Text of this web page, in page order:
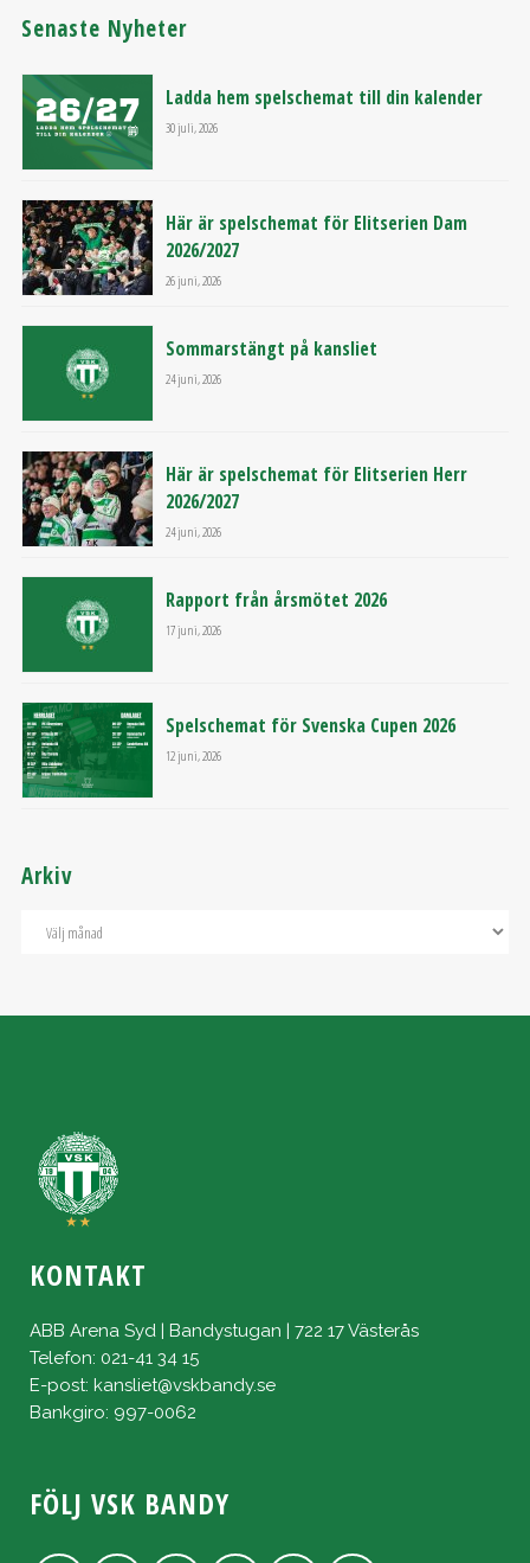
Senaste Nyheter
Ladda hem spelschemat till din kalender
30 juli, 2026
Här är spelschemat för Elitserien Dam
2026/2027
26 juni, 2026
Sommarstängt på kansliet
24 juni, 2026
Här är spelschemat för Elitserien Herr
2026/2027
24 juni, 2026
Rapport från årsmötet 2026
17 juni, 2026
Spelschemat för Svenska Cupen 2026
12 juni, 2026
Arkiv
KONTAKT
ABB Arena Syd | Bandystugan | 722 17 Västerås
Telefon: 021-41 34 15
E-post: kansliet@vskbandy.se
Bankgiro: 997-0062
FÖLJ VSK BANDY